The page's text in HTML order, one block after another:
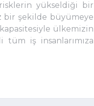
yükseldiği bir
bir şekilde büyümeye
ülkemizin
iş insanlarımıza